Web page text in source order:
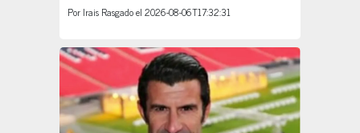
Por Irais Rasgadoel 2026-08-06T17:32:31